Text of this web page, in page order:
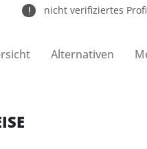
nicht verifiziertes
Alternativen